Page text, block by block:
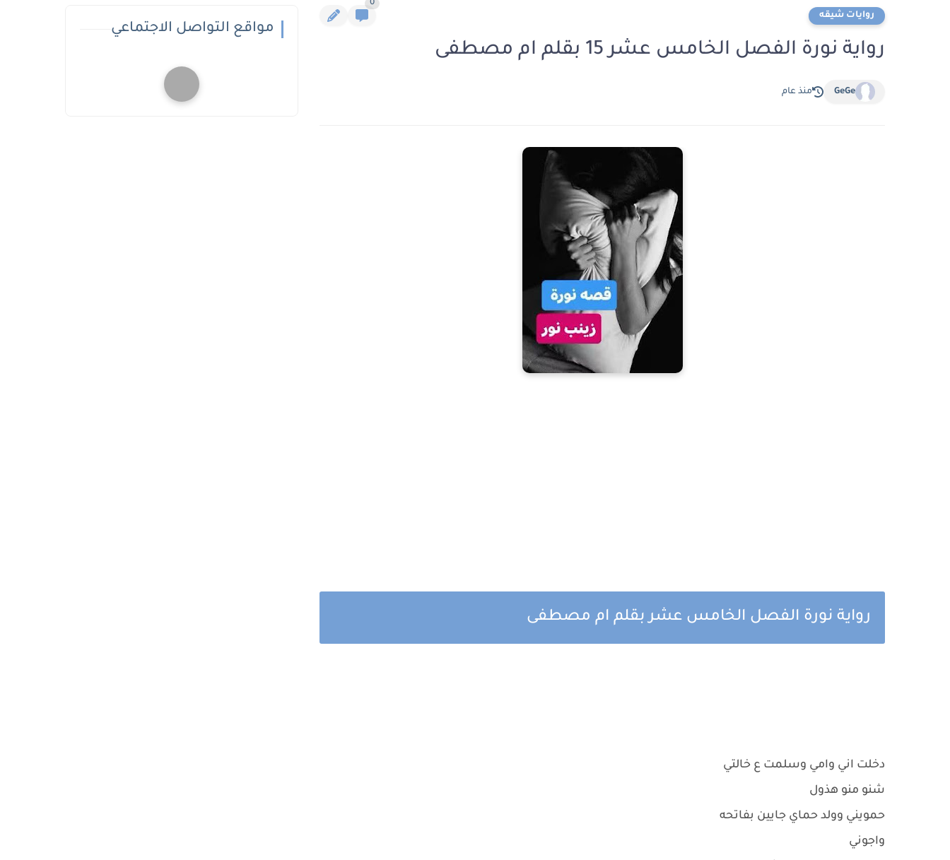
روايات شيقه
0
رواية نورة الفصل الخامس عشر 15 بقلم ام مصطفى
GeGe منذ عام
رواية نورة الفصل الخامس عشر بقلم ام مصطفى
دخلت اني وامي وسلمت ع خالتي
شنو منو هذول
حمويني وولد حماي جايين بفاتحه
واجوني
مواقع التواصل الاجتماعي